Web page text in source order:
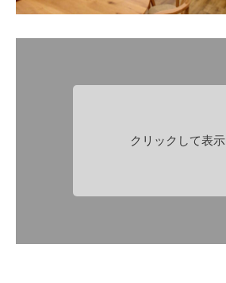
クリックして表示